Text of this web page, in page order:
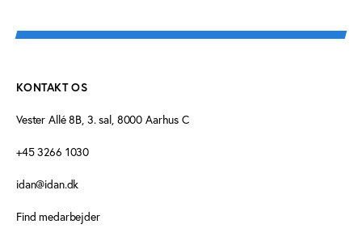
KONTAKT OS
Vester Allé 8B, 3. sal, 8000 Aarhus C
+45 3266 1030
idan@idan.dk
Find medarbejder